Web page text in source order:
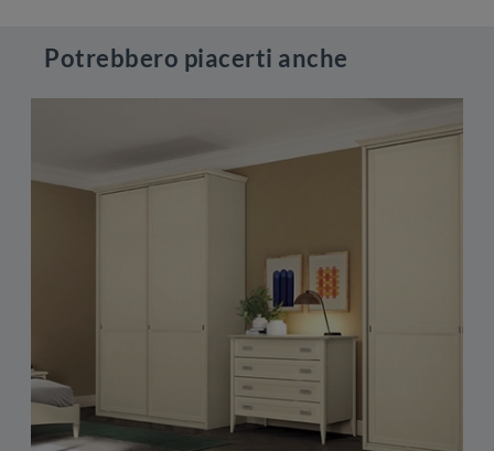
Potrebbero piacerti anche